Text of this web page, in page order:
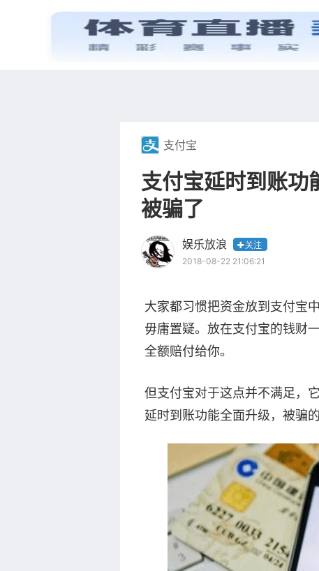
首页 电视剧
支付宝
支付宝延时到账功
被骗了
娱乐放浪
关注
2018-08-22 21:06:21
大家都习惯把资金放到支付宝
毋庸置疑。放在支付宝的钱财
全额赔付给你。
但支付宝对于这点并不满足，
延时到账功能全面升级，被骗